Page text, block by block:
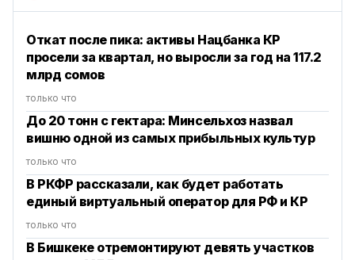
Откат после пика: активы Нацбанка КР
просели за квартал, но выросли за год на 117.2
млрд сомов
только что
До 20 тонн с гектара: Минсельхоз назвал
вишню одной из самых прибыльных культур
только что
В РКФР рассказали, как будет работать
единый виртуальный оператор для РФ и КР
только что
В Бишкеке отремонтируют девять участков